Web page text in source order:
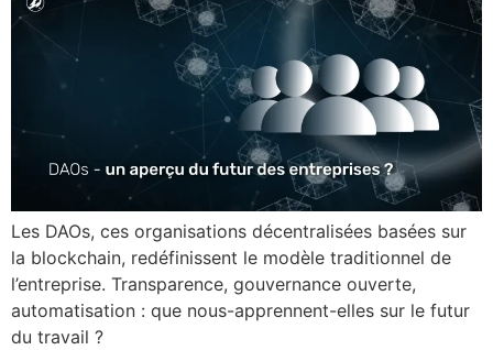
Les DAOs, ces organisations décentralisées basées sur
la blockchain, redéfinissent le modèle traditionnel de
l’entreprise. Transparence, gouvernance ouverte,
automatisation : que nous-apprennent-elles sur le futur
du travail ?